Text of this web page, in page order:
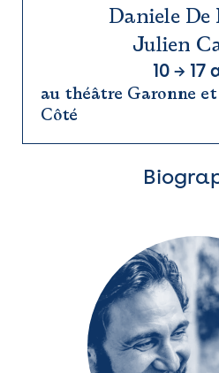
Daniele De
Julien
10→ 17
au théâtre Garonne
Côté